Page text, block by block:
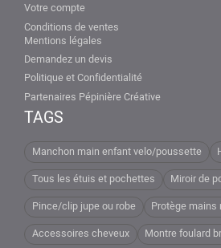
Votre compte
Conditions de ventes
Mentions légales
Demandez un devis
Politique et Confidentialité
Partenaires Pépinière Créative
TAGS
Manchon main enfant velo/poussette
Tous les étuis et pochettes
Miroir de
Pince/clip jupe ou robe
Protège mains
Accessoires cheveux
Montre foulard